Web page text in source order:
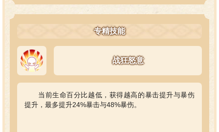
专精技能
战狂怒意
当前生命百分比越低，获得越高的暴击提升与暴伤
提升，最多提升24%暴击与48%暴伤。